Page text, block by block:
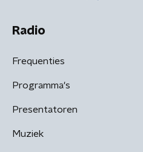
Radio
Frequenties
Programma's
Presentatoren
Muziek